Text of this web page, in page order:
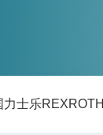
力士乐REXROTH